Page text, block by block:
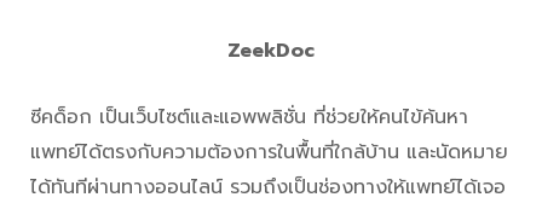
ZeekDoc
ซีคด็อก เป็นเว็บไซต์และแอพพลิชั่น ที่ช่วยให้คนไข้ค้นหา
แพทย์ได้ตรงกับความต้องการในพื้นที่ใกล้บ้าน และนัดหมาย
ได้ทันทีผ่านทางออนไลน์ รวมถึงเป็นช่องทางให้แพทย์ได้เจอ